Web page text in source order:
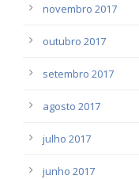
novembro 2017
outubro 2017
setembro 2017
agosto 2017
julho 2017
junho 2017